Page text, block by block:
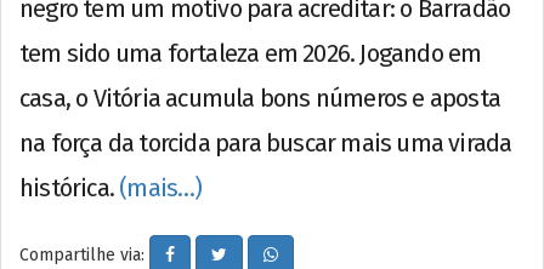
negro tem um motivo para acreditar: o Barradão
tem sido uma fortaleza em 2026. Jogando em
casa, o Vitória acumula bons números e aposta
na força da torcida para buscar mais uma virada
histórica. (mais…)
Compartilhe via: